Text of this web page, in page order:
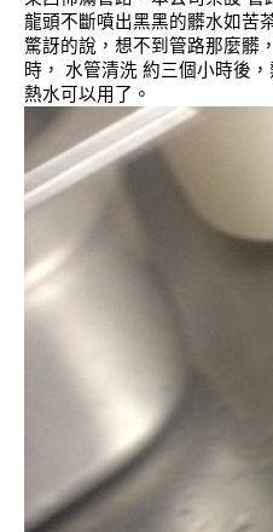
龍頭不斷噴出黑黑的髒水如苦
驚訝的說，想不到管路那麼髒
時， 水管清洗 約三個小時後
熱水可以用了。